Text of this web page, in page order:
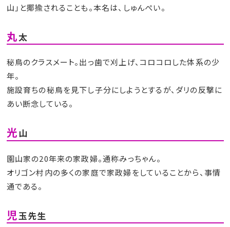
山」と揶揄されることも。本名は、しゅんぺい。
丸太
秘鳥のクラスメート。出っ歯で刈上げ、コロコロした体系の少
年。
施設育ちの秘鳥を見下し子分にしようとするが、ダリの反撃に
あい断念している。
光 山
園山家の20年来の家政婦。通称みっちゃん。
オリゴン村内の多くの家庭で家政婦をしていることから、事情
通である。
児玉先生